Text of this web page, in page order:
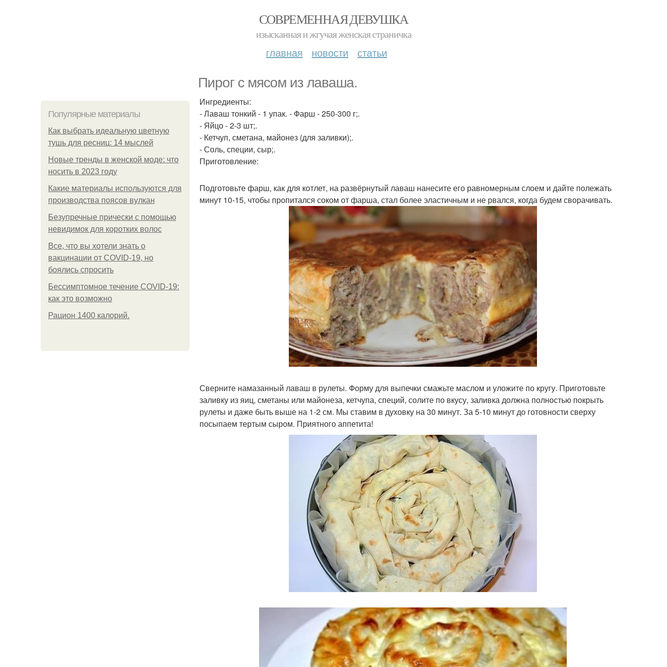
СОВРЕМЕННАЯ ДЕВУШКА
изысканная и жгучая женская страничка
главная новости статьи
Пирог с мясом из лаваша.
Популярные материалы
Как выбрать идеальную цветную
тушь для ресниц: 14 мыслей
Новые тренды в женской моде: что
носить в 2023 году
Какие материалы используются для
производства поясов вулкан
Безупречные прически с помощью
невидимок для коротких волос
Все, что вы хотели знать о
вакцинации от COVID-19, но
боялись спросить
Бессимптомное течение COVID-19:
как это возможно
Рацион 1400 калорий.
Ингредиенты:
- Лаваш тонкий - 1 упак. - Фарш - 250-300 г;.
- Яйцо - 2-3 шт;.
- Кетчуп, сметана, майонез (для заливки);.
- Соль, специи, сыр;.
Приготовление:
Подготовьте фарш, как для котлет, на развёрнутый лаваш нанесите его равномерным слоем и дайте полежать
минут 10-15, чтобы пропитался соком от фарша, стал более эластичным и не рвался, когда будем сворачивать.
Сверните намазанный лаваш в рулеты. Форму для выпечки смажьте маслом и уложите по кругу. Приготовьте
заливку из яиц, сметаны или майонеза, кетчупа, специй, солите по вкусу, заливка должна полностью покрыть
рулеты и даже быть выше на 1-2 см. Мы ставим в духовку на 30 минут. За 5-10 минут до готовности сверху
посыпаем тертым сыром. Приятного аппетита!